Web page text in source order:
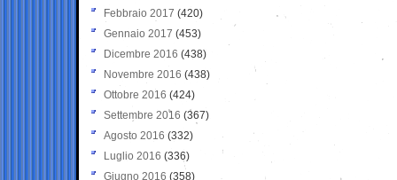
Febbraio 2017 (420)
Gennaio 2017 (453)
Dicembre 2016 (438)
Novembre 2016 (438)
Ottobre 2016 (424)
Settembre 2016 (367)
Agosto 2016 (332)
Luglio 2016 (336)
Giugno 2016 (358)